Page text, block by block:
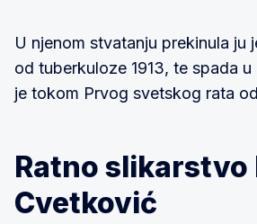
U njenom stvatanju prekinula ju
od tuberkuloze 1913, te spada
je tokom Prvog svetskog rata
Ratno slikarstvo
Cvetković